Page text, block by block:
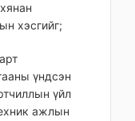
хэсгийг;
үндсэн
үйл
ажлын